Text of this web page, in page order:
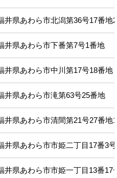
井県あわら市北潟第36号17番地2
井県あわら市下番第7号1番地
井県あわら市中川第17号18番地
井県あわら市滝第63号25番地
井県あわら市清間第21号27番地1
井県あわら市市姫二丁目17番3号
井県あわら市市姫一丁目13番17